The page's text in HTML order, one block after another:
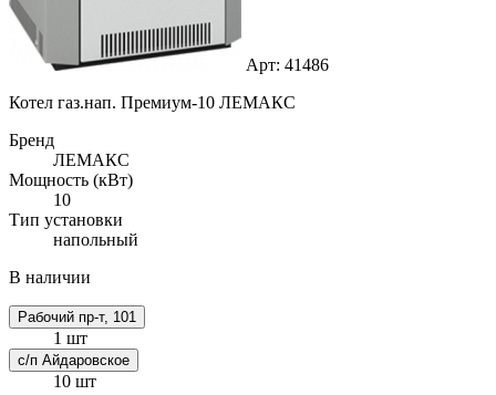
Арт: 41486
Котел газ.нап. Премиум-10 ЛЕМАКС
Бренд
ЛЕМАКС
Мощность (кВт)
10
Тип установки
напольный
В наличии
Рабочий пр-т, 101
1 шт
с/п Айдаровское
10 шт